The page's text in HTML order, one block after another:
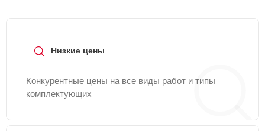
Низкие цены
Конкурентные цены на все виды работ и типы
комплектующих